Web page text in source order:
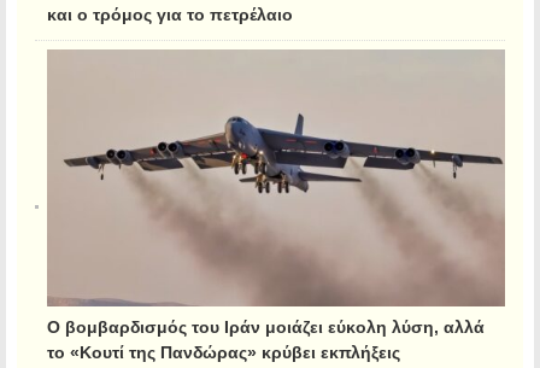
και ο τρόμος για το πετρέλαιο
Ο βομβαρδισμός του Ιράν μοιάζει εύκολη λύση, αλλά
το «Κουτί της Πανδώρας» κρύβει εκπλήξεις